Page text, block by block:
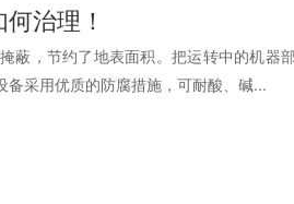
治理！
蔽，节约了地表面积。把运转中的机器
采用优质的防腐措施，可耐酸、碱...